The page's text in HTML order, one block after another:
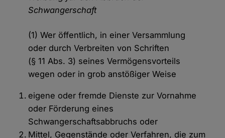
Schwangerschaft
(1) Wer öffentlich, in einer Versammlung
oder durch Verbreiten von Schriften
(§ 11 Abs. 3) seines Vermögensvorteils
wegen oder in grob anstößiger Weise
eigene oder fremde Dienste zur Vornahme
oder Förderung eines
Schwangerschaftsabbruchs oder
Mittel, Gegenstände oder Verfahren, die zum